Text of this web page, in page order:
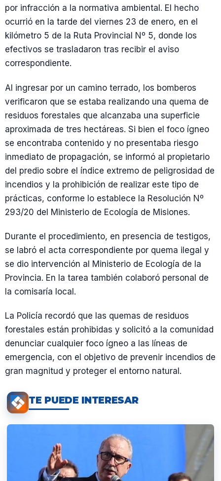
por infracción a la normativa ambiental. El hecho
ocurrió en la tarde del viernes 23 de enero, en el
kilómetro 5 de la Ruta Provincial Nº 5, donde los
efectivos se trasladaron tras recibir el aviso
correspondiente.
Al ingresar por un camino terrado, los bomberos
verificaron que se estaba realizando una quema de
residuos forestales que alcanzaba una superficie
aproximada de tres hectáreas. Si bien el foco ígneo
se encontraba contenido y no presentaba riesgo
inmediato de propagación, se informó al propietario
del predio sobre el índice extremo de peligrosidad de
incendios y la prohibición de realizar este tipo de
prácticas, conforme lo establece la Resolución Nº
293/20 del Ministerio de Ecología de Misiones.
Durante el procedimiento, en presencia de testigos,
se labró el acta correspondiente por quema ilegal y
se dio intervención al Ministerio de Ecología de la
Provincia. En la tarea también colaboró personal de
la comisaría local.
La Policía recordó que las quemas de residuos
forestales están prohibidas y solicitó a la comunidad
denunciar cualquier foco ígneo a las líneas de
emergencia, con el objetivo de prevenir incendios de
gran magnitud y proteger el entorno natural.
TE PUEDE INTERESAR